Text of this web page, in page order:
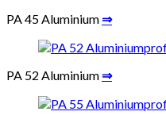
PA 45 Aluminium ⇒
PA 52 Aluminium ⇒